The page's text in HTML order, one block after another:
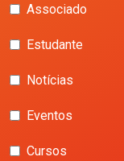
Associado
Estudante
Notícias
Eventos
Cursos